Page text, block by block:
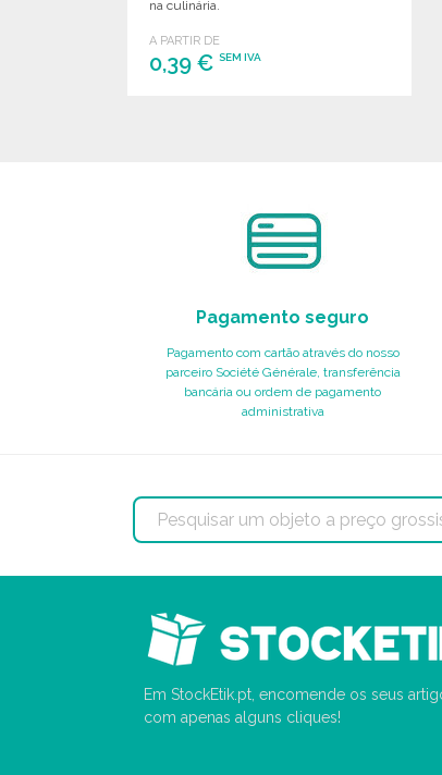
na culinária.
A PARTIR DE
0,39 € SEM IVA
Pagamento seguro
Pagamento com cartão através do nosso
parceiro Société Générale, transferência
bancária ou ordem de pagamento
administrativa
Em StockEtik.pt, encomende os seus
com apenas alguns cliques!